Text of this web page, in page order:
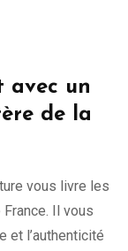
avec un
de la
vous livre les
Il vous
et l’authenticité